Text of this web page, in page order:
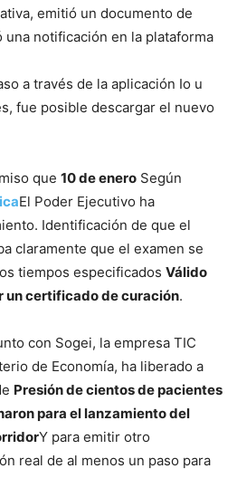
emitió un documento de
notificación en la plataforma
a través de la aplicación Io u
fue posible descargar el nuevo
que 10 de enero Según
El Poder Ejecutivo ha
Identificación de que el
claramente que el examen se
tiempos especificados Válido
un certificado de curación.
con Sogei, la empresa TIC
de Economía, ha liberado a
Presión de cientos de pacientes
para el lanzamiento del
Y para emitir otro
real de al menos un paso para